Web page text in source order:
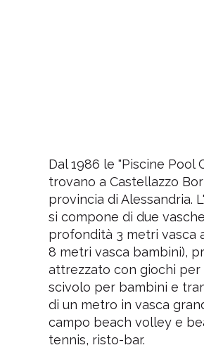
Dal 1986 le "Piscine Pool
trovano a Castellazzo
provincia di Alessandria.
si compone di due vasche
profondità 3 metri vasca
8 metri vasca bambini),
attrezzato con giochi per
scivolo per bambini e
di un metro in vasca
campo beach volley e
tennis, risto-bar.